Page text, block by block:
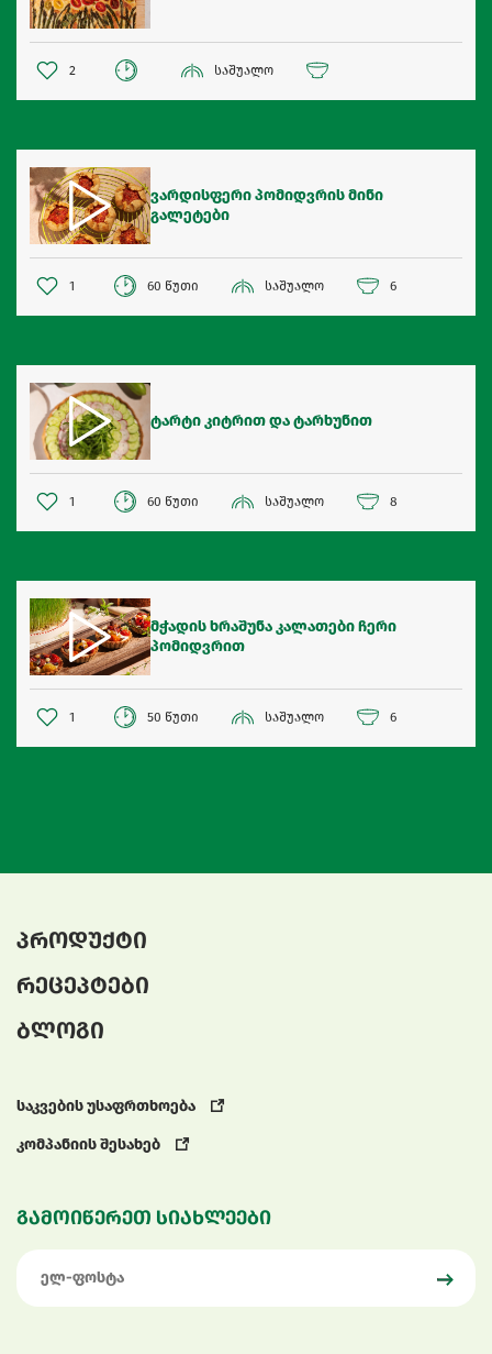
2 საშუალო
ვარდისფერი პომიდვრის მინი
გალეტები
1 60 წუთი საშუალო 6
ტარტი კიტრით და ტარხუნით
1 60 წუთი საშუალო 8
მჭადის ხრაშუნა კალათები ჩერი
პომიდვრით
1 50 წუთი საშუალო 6
პროდუქტი
რეცეპტები
ბლოგი
საკვების უსაფრთხოება
კომპანიის შესახებ
გამოიწერეთ სიახლეები